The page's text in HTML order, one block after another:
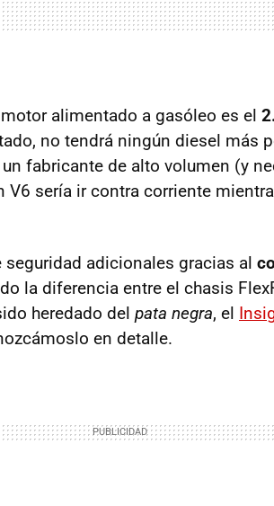
alimentado a gasóleo es el
no tendrá ningún diesel más
fabricante de alto volumen (y
V6 sería ir contra corriente
adicionales gracias al
la diferencia entre el chasis
heredado del pata negra, el
en detalle.